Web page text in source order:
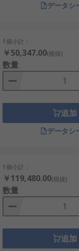
データシ
1個小計：
￥50,347.00(税抜)
数量
追加
データシ
1個小計：
￥119,480.00(税抜)
数量
追加